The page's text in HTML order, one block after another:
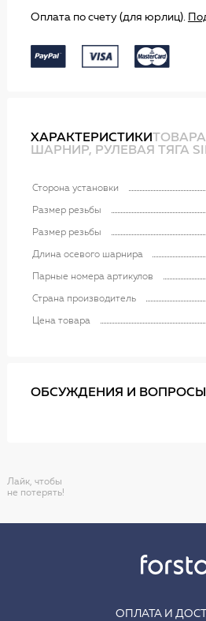
Оплата по счету (для юрлиц).
ХАРАКТЕРИСТИКИ
ШАРНИР, РУЛЕВАЯ ТЯГА
Сторона установки
Размер резьбы
Размер резьбы
Длина осевого шарнира
Парные номера артикулов
Страна производитель
Цена товара
ОБСУЖДЕНИЯ И ВОПРОСЫ
Лайк, чтобы
не потерять!
ОПЛАТА И